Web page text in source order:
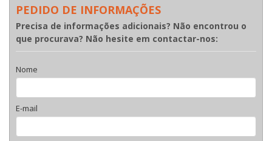
PEDIDO DE INFORMAÇÕES
Precisa de informações adicionais? Não encontrou o
que procurava? Não hesite em contactar-nos:
Nome
E-mail